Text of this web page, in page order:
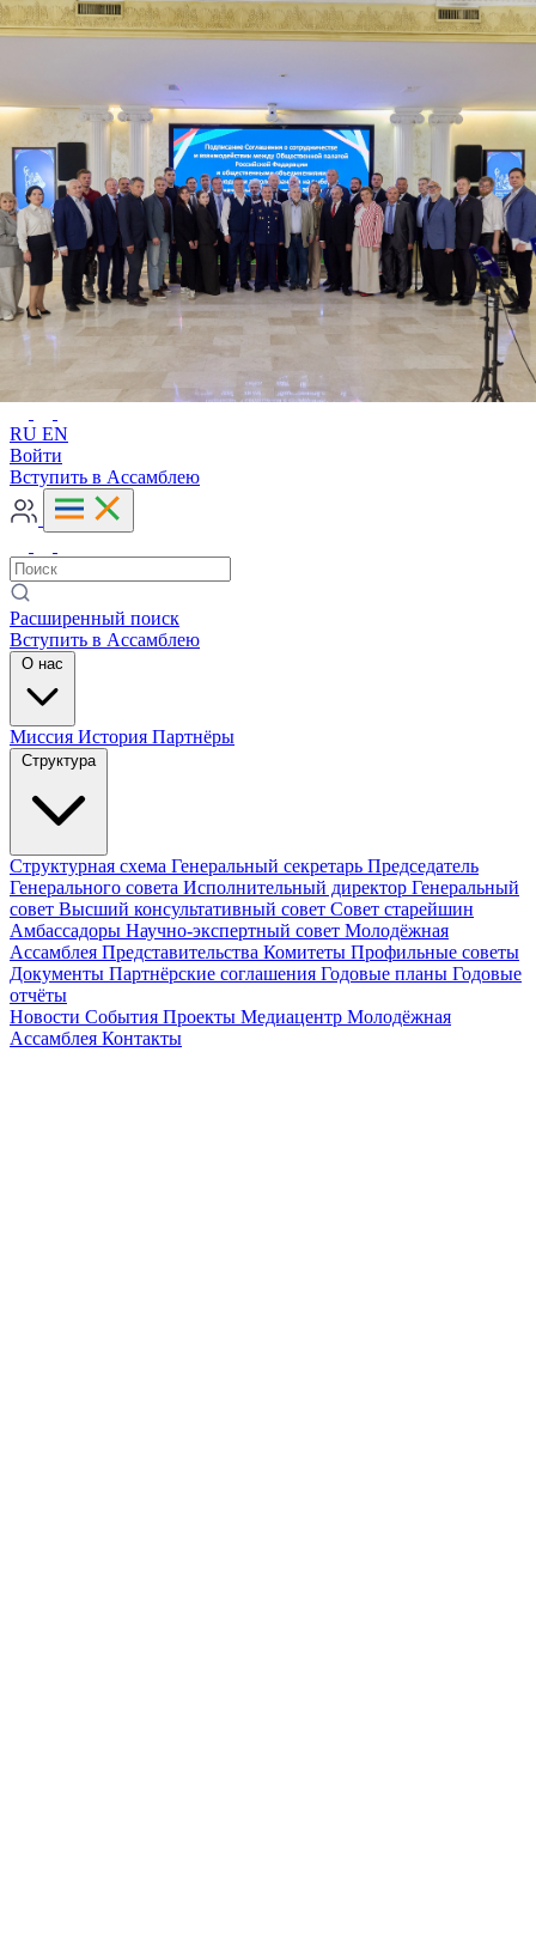
Расширенный поиск
RU
RU EN
Войти
Вступить в Ассамблею
Расширенный поиск
Вступить в Ассамблею
О нас
Миссия История Партнёры
Структура
Структурная схема Генеральный секретарь Председатель
Генерального совета Исполнительный директор Генеральный
совет Высший консультативный совет Совет старейшин
Амбассадоры Научно-экспертный совет Молодёжная
Ассамблея Представительства Комитеты Профильные советы
Документы Партнёрские соглашения Годовые планы Годовые
отчёты
Новости События Проекты Медиацентр Молодёжная
Ассамблея Контакты